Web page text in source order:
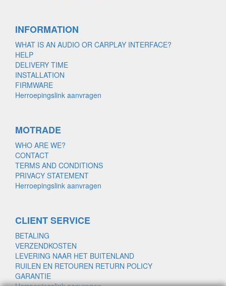
INFORMATION
WHAT IS AN AUDIO OR CARPLAY INTERFACE?
HELP
DELIVERY TIME
INSTALLATION
FIRMWARE
Herroepingslink aanvragen
MOTRADE
WHO ARE WE?
CONTACT
TERMS AND CONDITIONS
PRIVACY STATEMENT
Herroepingslink aanvragen
CLIENT SERVICE
BETALING
VERZENDKOSTEN
LEVERING NAAR HET BUITENLAND
RUILEN EN RETOUREN RETURN POLICY
GARANTIE